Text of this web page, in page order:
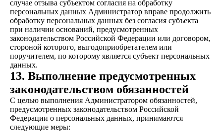
случае отзыва субъектом согласия на обработку
персональных данных Администратор вправе продолжить
обработку персональных данных без согласия субъекта
при наличии оснований, предусмотренных
законодательством Российской Федерации или договором,
стороной которого, выгодоприобретателем или
поручителем, по которому является субъект персональных
данных.
13. Выполнение предусмотренных
законодательством обязанностей
С целью выполнения Администратором обязанностей,
предусмотренных законодательством Российской
Федерации о персональных данных, принимаются
следующие меры: